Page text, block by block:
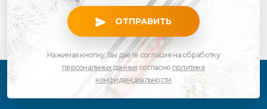
ОТПРАВИТЬ
Нажимая кнопку, Вы даете согласие на обработку
персональных данныхсогласно политике
конфиденциальности